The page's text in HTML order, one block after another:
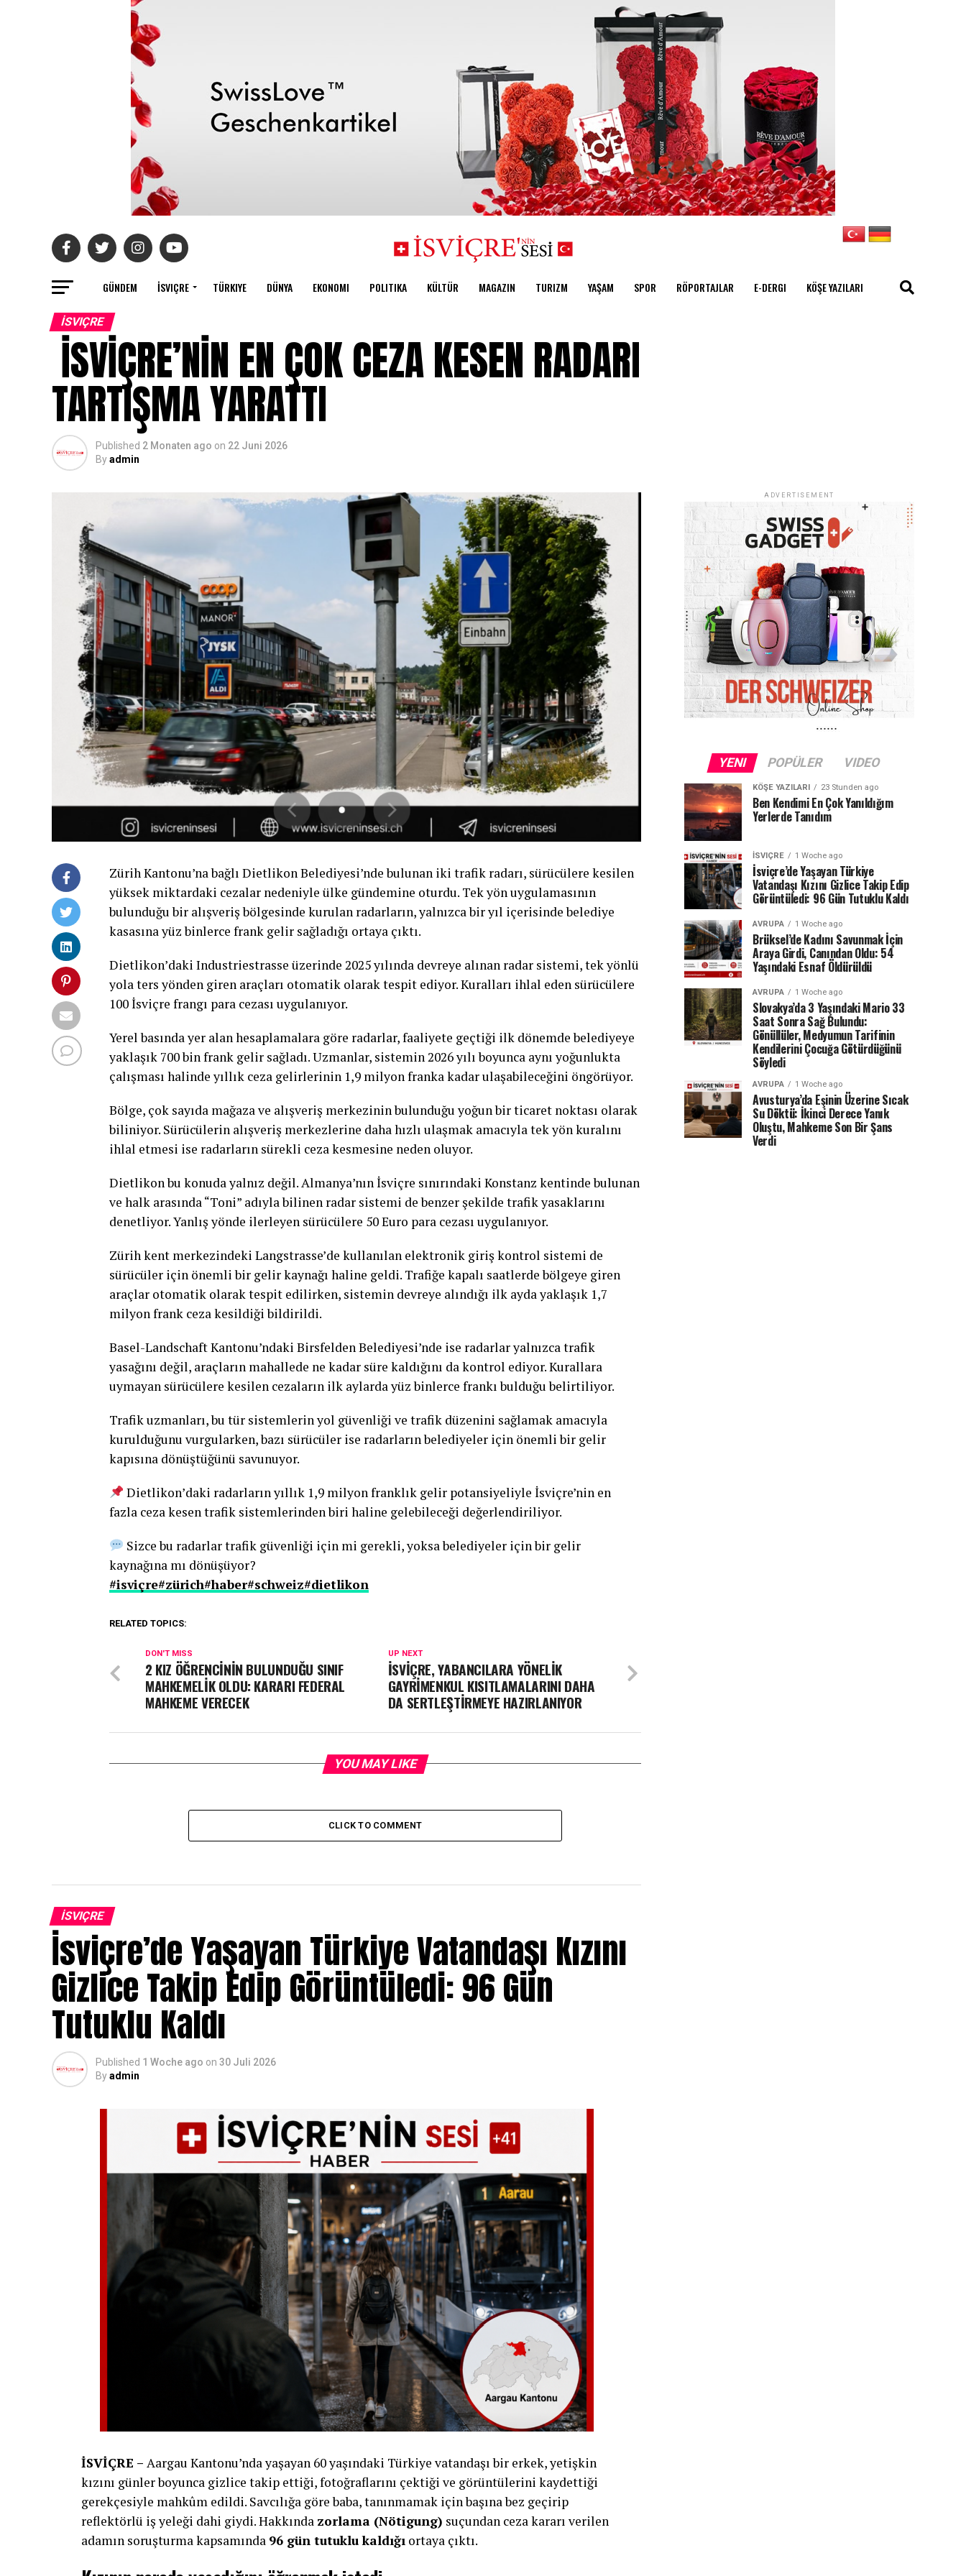
GÜNDEM İSVIÇRE TÜRKIYE DÜNYA EKONOMI POLITIKA KÜLTÜR MAGAZIN TURIZM YAŞAM SPOR RÖPORTAJLAR E-DERGI KÖŞE YAZILARI
İSVIÇRE
İSVİÇRE’NİN EN ÇOK CEZA KESEN RADARI
TARTIŞMA YARATTI
Published 2 Monaten ago on 22 Juni 2026
Byadmin
Zürih Kantonu’na bağlı Dietlikon Belediyesi’nde bulunan iki trafik radarı, sürücülere kesilen
yüksek miktardaki cezalar nedeniyle ülke gündemine oturdu. Tek yön uygulamasının
bulunduğu bir alışveriş bölgesinde kurulan radarların, yalnızca bir yıl içerisinde belediye
kasasına yüz binlerce frank gelir sağladığı ortaya çıktı.
Dietlikon’daki Industriestrasse üzerinde 2025 yılında devreye alınan radar sistemi, tek yönlü
yola ters yönden giren araçları otomatik olarak tespit ediyor. Kuralları ihlal eden sürücülere
100 İsviçre frangı para cezası uygulanıyor.
Yerel basında yer alan hesaplamalara göre radarlar, faaliyete geçtiği ilk dönemde belediyeye
yaklaşık 700 bin frank gelir sağladı. Uzmanlar, sistemin 2026 yılı boyunca aynı yoğunlukta
çalışması halinde yıllık ceza gelirlerinin 1,9 milyon franka kadar ulaşabileceğini öngörüyor.
Bölge, çok sayıda mağaza ve alışveriş merkezinin bulunduğu yoğun bir ticaret noktası olarak
biliniyor. Sürücülerin alışveriş merkezlerine daha hızlı ulaşmak amacıyla tek yön kuralını
ihlal etmesi ise radarların sürekli ceza kesmesine neden oluyor.
Dietlikon bu konuda yalnız değil. Almanya’nın İsviçre sınırındaki Konstanz kentinde bulunan
ve halk arasında “Toni” adıyla bilinen radar sistemi de benzer şekilde trafik yasaklarını
denetliyor. Yanlış yönde ilerleyen sürücülere 50 Euro para cezası uygulanıyor.
Zürih kent merkezindeki Langstrasse’de kullanılan elektronik giriş kontrol sistemi de
sürücüler için önemli bir gelir kaynağı haline geldi. Trafiğe kapalı saatlerde bölgeye giren
araçlar otomatik olarak tespit edilirken, sistemin devreye alındığı ilk ayda yaklaşık 1,7
milyon frank ceza kesildiği bildirildi.
Basel-Landschaft Kantonu’ndaki Birsfelden Belediyesi’nde ise radarlar yalnızca trafik
yasağını değil, araçların mahallede ne kadar süre kaldığını da kontrol ediyor. Kurallara
uymayan sürücülere kesilen cezaların ilk aylarda yüz binlerce frankı bulduğu belirtiliyor.
Trafik uzmanları, bu tür sistemlerin yol güvenliği ve trafik düzenini sağlamak amacıyla
kurulduğunu vurgularken, bazı sürücüler ise radarların belediyeler için önemli bir gelir
kapısına dönüştüğünü savunuyor.
Dietlikon’daki radarların yıllık 1,9 milyon franklık gelir potansiyeliyle İsviçre’nin en
fazla ceza kesen trafik sistemlerinden biri haline gelebileceği değerlendiriliyor.
Sizce bu radarlar trafik güvenliği için mi gerekli, yoksa belediyeler için bir gelir
kaynağına mı dönüşüyor?
#isviçre#zürich#haber#schweiz#dietlikon
RELATED TOPICS:
UP NEXT
İSVİÇRE, YABANCILARA YÖNELİK
GAYRİMENKUL KISITLAMALARINI DAHA
DA SERTLEŞTİRMEYE HAZIRLANIYOR
DON'T MISS
2 KIZ ÖĞRENCİNİN BULUNDUĞU SINIF
MAHKEMELİK OLDU: KARARI FEDERAL
MAHKEME VERECEK
YOU MAY LIKE
CLICK TO COMMENT
İSVIÇRE
İsviçre’de Yaşayan Türkiye Vatandaşı Kızını
Gizlice Takip Edip Görüntüledi: 96 Gün
Tutuklu Kaldı
Published 1 Woche ago on 30 Juli 2026
Byadmin
İSVİÇRE – Aargau Kantonu’nda yaşayan 60 yaşındaki Türkiye vatandaşı bir erkek, yetişkin
kızını günler boyunca gizlice takip ettiği, fotoğraflarını çektiği ve görüntülerini kaydettiği
gerekçesiyle mahkûm edildi. Savcılığa göre baba, tanınmamak için başına bez geçirip
reflektörlü iş yeleği dahi giydi. Hakkında zorlama (Nötigung) suçundan ceza kararı verilen
adamın soruşturma kapsamında 96 gün tutuklu kaldığı ortaya çıktı.
ADVERTISEMENT
YENI POPÜLER VIDEO
KÖŞE YAZILARI 23 Stunden ago
Ben Kendimi En Çok Yanıldığım
Yerlerde Tanıdım
İSVIÇRE 1 Woche ago
İsviçre’de Yaşayan Türkiye
Vatandaşı Kızını Gizlice Takip Edip
Görüntüledi: 96 Gün Tutuklu Kaldı
AVRUPA 1 Woche ago
Brüksel’de Kadını Savunmak İçin
Araya Girdi, Canından Oldu: 54
Yaşındaki Esnaf Öldürüldü
AVRUPA 1 Woche ago
Slovakya’da 3 Yaşındaki Mario 33
Saat Sonra Sağ Bulundu:
Gönüllüler, Medyumun Tarifinin
Kendilerini Çocuğa Götürdüğünü
Söyledi
AVRUPA 1 Woche ago
Avusturya’da Eşinin Üzerine Sıcak
Su Döktü: İkinci Derece Yanık
Oluştu, Mahkeme Son Bir Şans
Verdi